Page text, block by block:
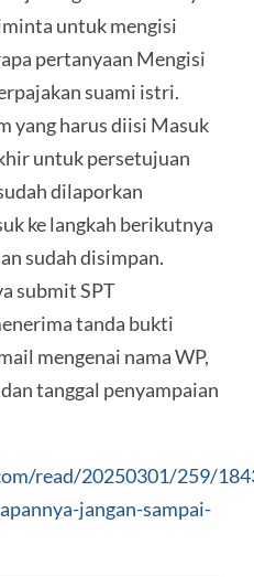
untuk mengisi
pertanyaan Mengisi
suami istri.
yang harus diisi Masuk
untuk persetujuan
dilaporkan
ke langkah berikutnya
sudah disimpan.
submit SPT
tanda bukti
mengenai nama WP,
tanggal penyampaian
read/20250301/259/
jangan-sampai-